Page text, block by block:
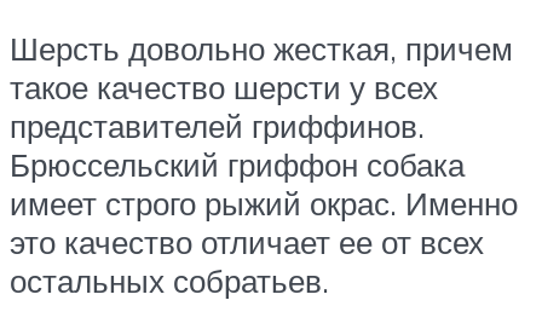
Шерсть довольно жесткая, причем
такое качество шерсти у всех
представителей гриффинов.
Брюссельский гриффон собака
имеет строго рыжий окрас. Именно
это качество отличает ее от всех
остальных собратьев.